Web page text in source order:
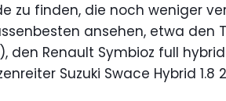
zu finden, die noch weniger
ansehen, etwa den
den Renault Symbioz full
Suzuki Swace Hybrid 1.8